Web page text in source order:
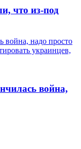
что из-под
война,